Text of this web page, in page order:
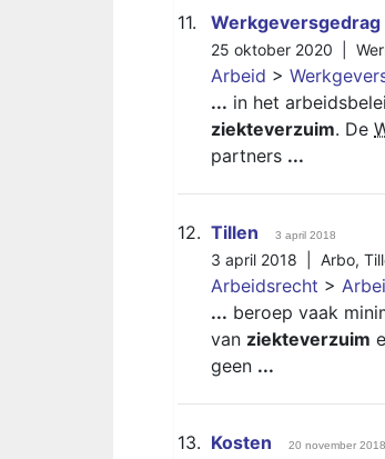
11. Werkgeversgedrag
25 oktober 2020 |
Arbeid >
... in het
ziekteverzuim. De
partners ...
12. Tillen 3 april 2018
3 april 2018 | Arbo,
Arbeidsrecht >
... beroep vaak
van ziekteverzuim
geen ...
13. Kosten 20 november 2018